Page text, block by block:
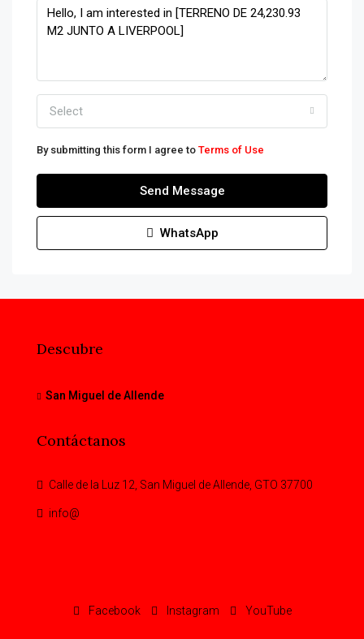
Select
By submitting this form I agree to Terms of Use
Send Message
WhatsApp
Descubre
San Miguel de Allende
Contáctanos
Calle de la Luz 12, San Miguel de Allende, GTO 37700
info@
Facebook Instagram YouTube